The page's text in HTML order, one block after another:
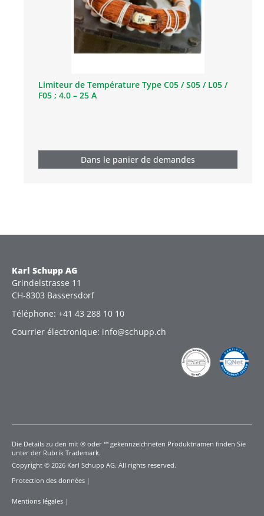
Limiteur de Température Type C05 / S05 / L05 /
F05 ; 4.0 – 25 A
Dans le panier de demandes
Karl Schupp AG
Grindelstrasse 11
CH-8303 Bassersdorf
Téléphone: +41 43 288 10 10
Courrier électronique: info@schupp.ch
Die Details zu den mit ® oder ™ gekennzeichneten Produktnamen finden Sie
unter der Rubrik Trademark.
Copyright © 2026 Karl Schupp AG. All rights reserved.
Protection des données |
Mentions légales |